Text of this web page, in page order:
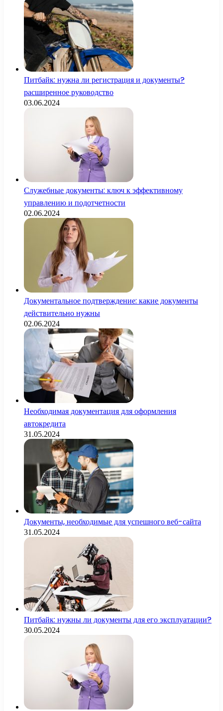
Питбайк: нужна ли регистрация и документы?
расширенное руководство
03.06.2024
Служебные документы: ключ к эффективному
управлению и подотчетности
02.06.2024
Документальное подтверждение: какие документы
действительно нужны
02.06.2024
Необходимая документация для оформления
автокредита
31.05.2024
Документы, необходимые для успешного веб-сайта
31.05.2024
Питбайк: нужны ли документы для его эксплуатации?
30.05.2024